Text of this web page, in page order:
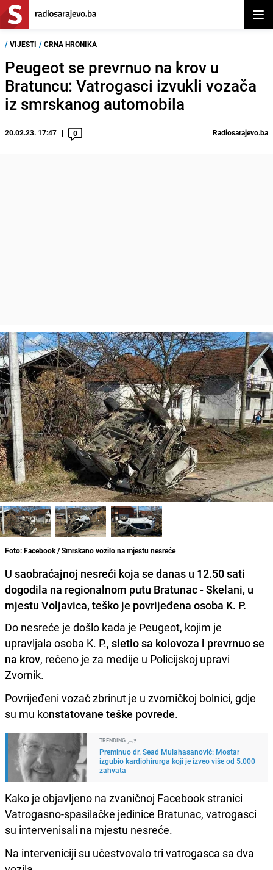
/ VIJESTI / CRNA HRONIKA
Peugeot se prevrnuo na krov u
Bratuncu: Vatrogasci izvukli vozača
iz smrskanog automobila
20.02.23. 17:47 0 Radiosarajevo.ba
Foto: Facebook / Smrskano vozilo na mjestu nesreće
U saobraćajnoj nesreći koja se danas u 12.50 sati
dogodila na regionalnom putu Bratunac - Skelani, u
mjestu Voljavica, teško je povrijeđena osoba K. P.
Do nesreće je došlo kada je Peugeot, kojim je
upravljala osoba K. P., sletio sa kolovoza i prevrnuo se
na krov, rečeno je za medije u Policijskoj upravi
Zvornik.
Povrijeđeni vozač zbrinut je u zvorničkoj bolnici, gdje
su mu konstatovane teške povrede.
TRENDING
Preminuo dr. Sead Mulahasanović: Mostar
izgubio kardiohirurga koji je izveo više od 5.000
zahvata
Kako je objavljeno na zvaničnoj Facebook stranici
Vatrogasno-spasilačke jedinice Bratunac, vatrogasci
su intervenisali na mjestu nesreće.
Na interveniciji su učestvovalo tri vatrogasca sa dva